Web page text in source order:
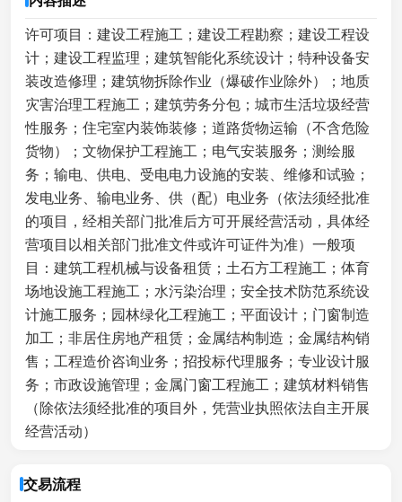
许可项目：建设工程施工；建设工程勘察；建设工程设
计；建设工程监理；建筑智能化系统设计；特种设备安
装改造修理；建筑物拆除作业（爆破作业除外）；地质
灾害治理工程施工；建筑劳务分包；城市生活垃圾经营
性服务；住宅室内装饰装修；道路货物运输（不含危险
货物）；文物保护工程施工；电气安装服务；测绘服
务；输电、供电、受电电力设施的安装、维修和试验；
发电业务、输电业务、供（配）电业务（依法须经批准
的项目，经相关部门批准后方可开展经营活动，具体经
营项目以相关部门批准文件或许可证件为准）一般项
目：建筑工程机械与设备租赁；土石方工程施工；体育
场地设施工程施工；水污染治理；安全技术防范系统设
计施工服务；园林绿化工程施工；平面设计；门窗制造
加工；非居住房地产租赁；金属结构制造；金属结构销
售；工程造价咨询业务；招投标代理服务；专业设计服
务；市政设施管理；金属门窗工程施工；建筑材料销售
（除依法须经批准的项目外，凭营业执照依法自主开展
经营活动）
交易流程